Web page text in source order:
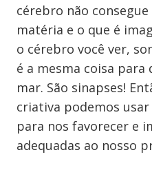
cérebro não
matéria e o que é
o cérebro você ver,
é a mesma coisa
mar. São sinapses!
criativa podemos
para nos favorecer e
adequadas ao nosso